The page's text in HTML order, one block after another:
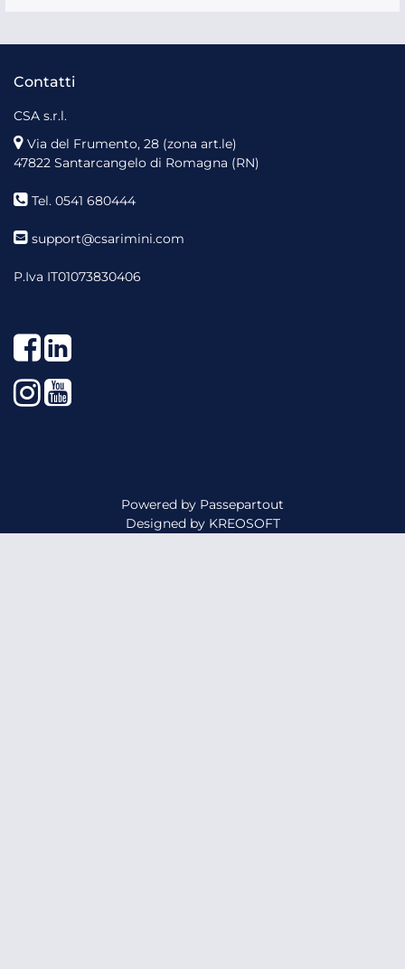
Contatti
CSA s.r.l.
Via del Frumento, 28 (zona art.le)
47822 Santarcangelo di Romagna (RN)
Tel. 0541 680444
support@csarimini.com
P.Iva IT01073830406
Facebook
LinkedIn
Instagram
YouTube
Powered by Passepartout
Designed by KREOSOFT